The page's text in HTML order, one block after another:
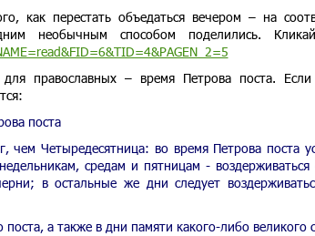
как перестать объедаться вечером – на
необычным способом поделились.
для православных – время Петрова поста.
поста
чем Четыредесятница: во время Петрова поста
средам и пятницам -
в остальные же дни следует
поста, а также в дни памяти какого-либо великого